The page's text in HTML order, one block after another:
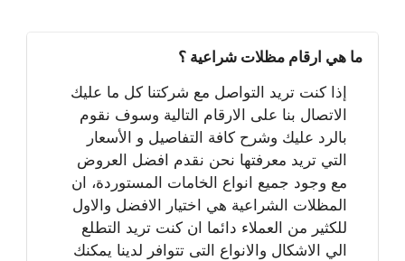
ما هي ارقام مظلات شراعية ؟
إذا كنت تريد التواصل مع شركتنا كل ما عليك
الاتصال بنا على الارقام التالية وسوف نقوم
بالرد عليك وشرح كافة التفاصيل و الأسعار
التي تريد معرفتها نحن نقدم افضل العروض
مع وجود جميع انواع الخامات المستوردة، ان
المظلات الشراعية هي اختيار الافضل والاول
للكثير من العملاء دائما ان كنت تريد التطلع
الي الاشكال والانواع التى تتوافر لدينا يمكنك